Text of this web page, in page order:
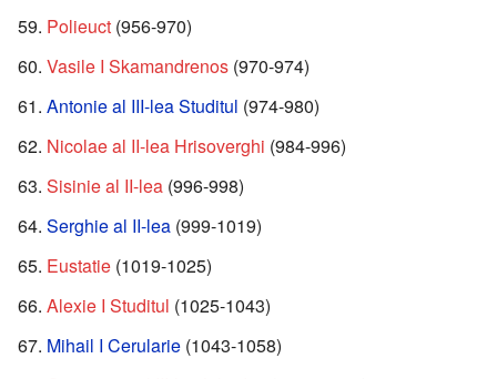
Polieuct (956-970)
Vasile I Skamandrenos (970-974)
Antonie al III-lea Studitul (974-980)
Nicolae al II-lea Hrisoverghi (984-996)
Sisinie al II-lea (996-998)
Serghie al II-lea (999-1019)
Eustatie (1019-1025)
Alexie I Studitul (1025-1043)
Mihail I Cerularie (1043-1058)